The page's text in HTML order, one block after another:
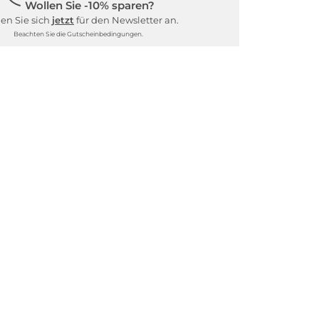
Wollen Sie -10% sparen?
Sie sich jetzt für den Newsletter an.
Beachten Sie die Gutscheinbedingungen.